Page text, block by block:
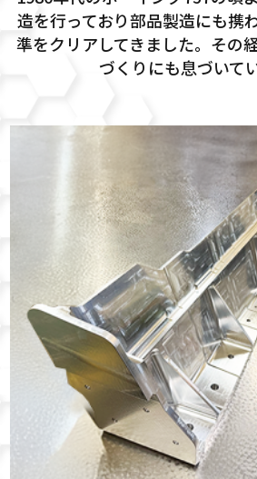
造を行っており部品製造にも携
準をクリアしてきました。 その
づくりにも息づいて